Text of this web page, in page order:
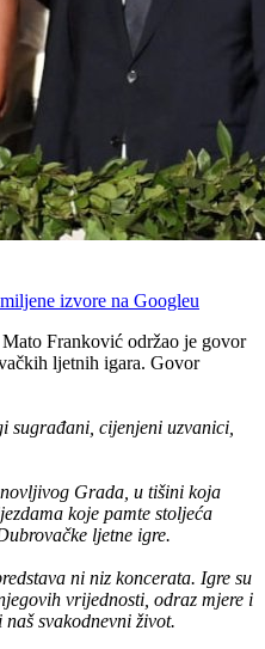
izvore na Googleu
Franković održao je govor
ljetnih igara. Govor
sugrađani, cijenjeni uzvanici,
Grada, u tišini koja
koje pamte stoljeća
ljetne igre.
ni niz koncerata. Igre su
vrijednosti, odraz mjere i
svakodnevni život.